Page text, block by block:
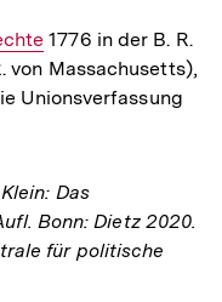
1776 in der B. R.
von Massachusetts),
Unionsverfassung
Das
Bonn: Dietz 2020.
für politische